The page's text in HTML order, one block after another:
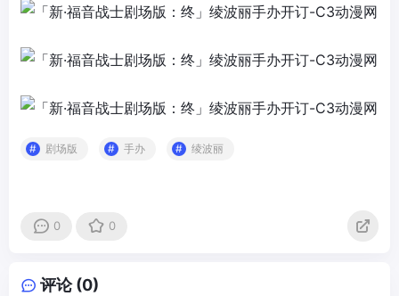
剧场版 手办 绫波丽
0 0
评论 (0)